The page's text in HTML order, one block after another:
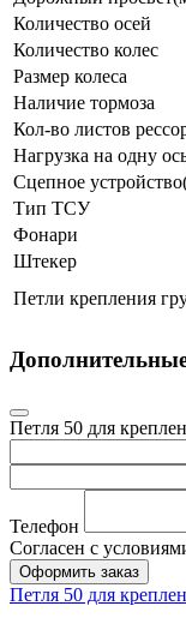
Количество осей
Количество колес
Размер колеса
Наличие тормоза
Кол-во листов
Нагрузка на одну
Сцепное
Тип ТСУ
Фонари
Штекер
Петли крепления
Петля 50 для
Телефон
Согласен с
Оформить заказ
Петля 50 для